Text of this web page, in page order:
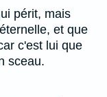
périt, mais
et que
c'est lui que
sceau.